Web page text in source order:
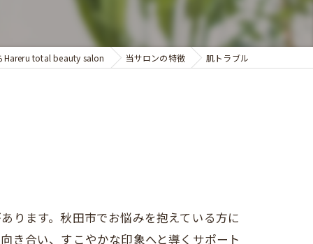
Hareru total beauty salon 当サロンの特徴 肌トラブル
ります。秋田市でお悩みを抱えている方に
き合い、すこやかな印象へと導くサポート